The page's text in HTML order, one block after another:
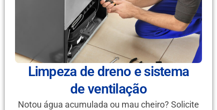
Limpeza de dreno e sistema
de ventilação
Notou água acumulada ou mau cheiro? Solicite